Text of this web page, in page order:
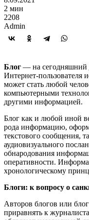
2 мин
2208
Admin
Блог — на сегодняшний
Интернет-пользователя
может стать любой
компьютерными
другими информацией.
Блог как и любой иной
рода информацию,
текстового сообщения,
аудиовизуального
обнародования
оперативности.
хронологическому
Блоги: к вопросу о
Авторов блогов или
приравнять к